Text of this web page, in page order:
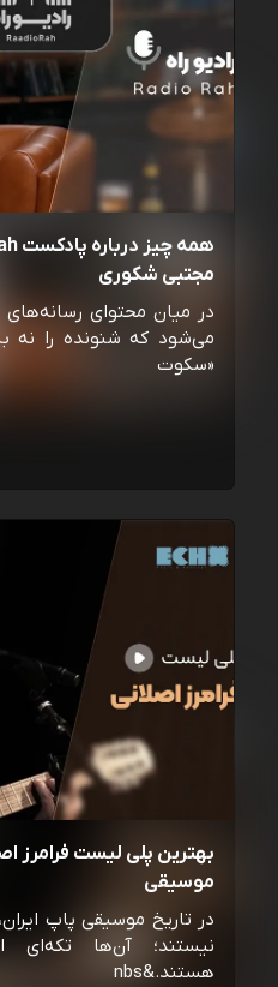
مجتبی شکوری
در میان محتوای رسانه‌های
می‌شود که شنونده را نه
«سکوت
بهترین پلی لیست فرامرز
موسیقی
در تاریخ موسیقی پاپ
نیستند؛ آن‌ها
هستند.&nbs